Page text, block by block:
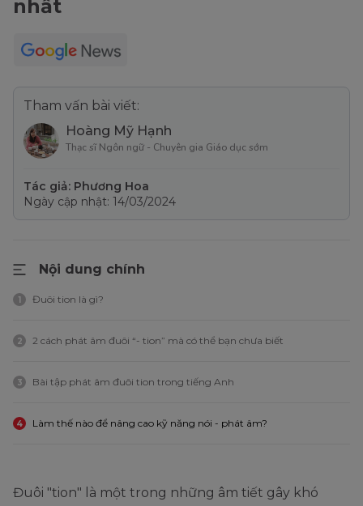
nhất
Tham vấn bài viết:
Hoàng Mỹ Hạnh
Thạc sĩ Ngôn ngữ - Chuyên gia Giáo dục sớm
Tác giả: Phương Hoa
Ngày cập nhật: 14/03/2024
Nội dung chính
1 Đuôi tion là gì?
2 2 cách phát âm đuôi “- tion” mà có thể bạn chưa biết
3 Bài tập phát âm đuôi tion trong tiếng Anh
4 Làm thế nào để nâng cao kỹ năng nói - phát âm?
Đuôi "tion" là một trong những âm tiết gây khó